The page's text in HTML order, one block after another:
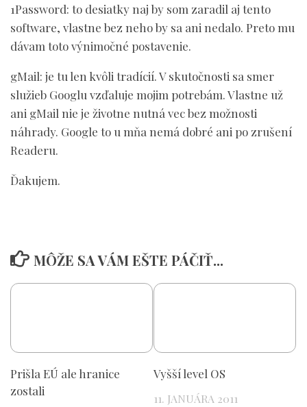
1Password: to desiatky naj by som zaradil aj tento
software, vlastne bez neho by sa ani nedalo. Preto mu
dávam toto výnimočné postavenie.
gMail: je tu len kvôli tradícií. V skutočnosti sa smer
služieb Googlu vzďaluje mojim potrebám. Vlastne už
ani gMail nie je životne nutná vec bez možnosti
náhrady. Google to u mňa nemá dobré ani po zrušení
Readeru.
Ďakujem.
MÔŽE SA VÁM EŠTE PÁČIŤ...
Prišla EÚ ale hranice
zostali
Vyšší level OS
11. JANUÁRA 2011